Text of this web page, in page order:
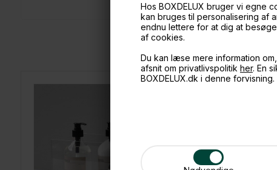
Hos BOXDELUX bruger vi egne
kan bruges til personalisering af
endnu lettere for at dig at
af cookies.
Du kan læse mere information
afsnit om privatlivspolitik her. En
BOXDELUX.dk i denne